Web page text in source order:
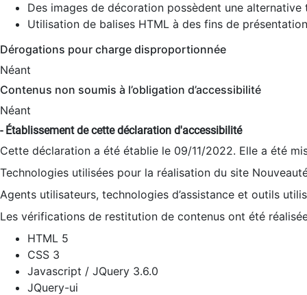
Des images de décoration possèdent une alternative
Utilisation de balises HTML à des fins de
Dérogations pour charge disproportionnée
Néant
Contenus non soumis à l’obligation d’accessibilité
Néant
- Établissement de cette déclaration d'accessibilité
Cette déclaration a été établie le 09/11/2022. Elle a été
Technologies utilisées pour la réalisation du site
Agents utilisateurs, technologies d’assistance et outils
Les vérifications de restitution de contenus ont été
HTML 5
CSS 3
Javascript / JQuery 3.6.0
JQuery-ui